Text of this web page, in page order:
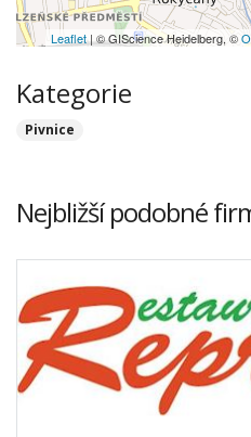
Leaflet| © GIScience Heidelberg, ©
Kategorie
Pivnice
Nejbližší podobné